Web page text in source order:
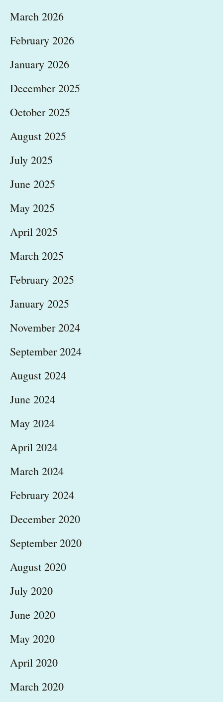
March 2026
February 2026
January 2026
December 2025
October 2025
August 2025
July 2025
June 2025
May 2025
April 2025
March 2025
February 2025
January 2025
November 2024
September 2024
August 2024
June 2024
May 2024
April 2024
March 2024
February 2024
December 2020
September 2020
August 2020
July 2020
June 2020
May 2020
April 2020
March 2020